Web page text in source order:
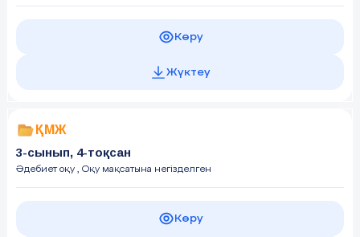
Көру
Жүктеу
ҚМЖ
3-сынып, 4-тоқсан
Әдебиет оқу , Оқу мақсатына негізделген
Көру